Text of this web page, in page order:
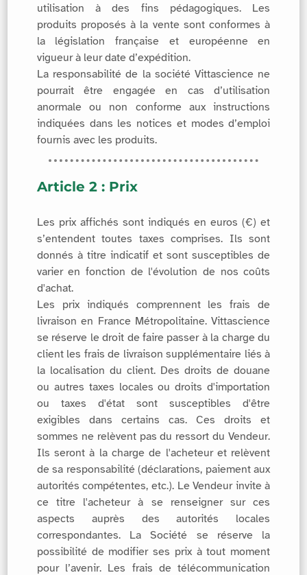
utilisation à des fins pédagogiques. Les
produits proposés à la vente sont conformes à
la législation française et européenne en
vigueur à leur date d’expédition.
La responsabilité de la société Vittascience ne
pourrait être engagée en cas d’utilisation
anormale ou non conforme aux instructions
indiquées dans les notices et modes d’emploi
fournis avec les produits.
Article 2 : Prix
Les prix affichés sont indiqués en euros (€) et
s’entendent toutes taxes comprises. Ils sont
donnés à titre indicatif et sont susceptibles de
varier en fonction de l'évolution de nos coûts
d'achat.
Les prix indiqués comprennent les frais de
livraison en France Métropolitaine. Vittascience
se réserve le droit de faire passer à la charge du
client les frais de livraison supplémentaire liés à
la localisation du client. Des droits de douane
ou autres taxes locales ou droits d'importation
ou taxes d'état sont susceptibles d'être
exigibles dans certains cas. Ces droits et
sommes ne relèvent pas du ressort du Vendeur.
Ils seront à la charge de l'acheteur et relèvent
de sa responsabilité (déclarations, paiement aux
autorités compétentes, etc.). Le Vendeur invite à
ce titre l'acheteur à se renseigner sur ces
aspects auprès des autorités locales
correspondantes. La Société se réserve la
possibilité de modifier ses prix à tout moment
pour l’avenir. Les frais de télécommunication